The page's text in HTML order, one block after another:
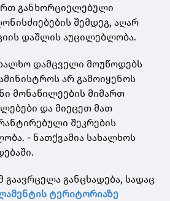
განხორციელებული
შემდეგ, აღარ
დაშლის აუცილებლობა.
დამცველი მოუწოდებს
არ გამოიყენოს
მონაწილეების მიმართ
და მიეცეთ მათ
შეკრების
- ნათქვამია სახალხოს
გაავრცელა განცხადება, სადაც
ტერიტორიაზე